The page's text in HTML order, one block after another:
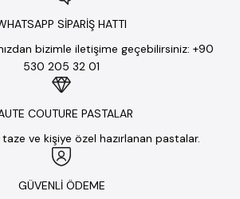
SİPARİŞ HATTI
bizimle iletişime geçebilirsiniz: +90
530 205 32 01
COUTURE PASTALAR
ve kişiye özel hazırlanan pastalar.
GÜVENLİ ÖDEME